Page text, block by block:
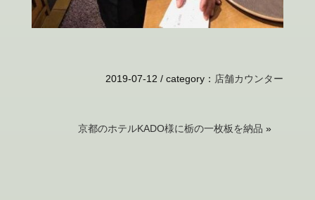
2019-07-12 /category ： 店舗カウンター
京都のホテルKADO様に栃の一枚板を納品 »